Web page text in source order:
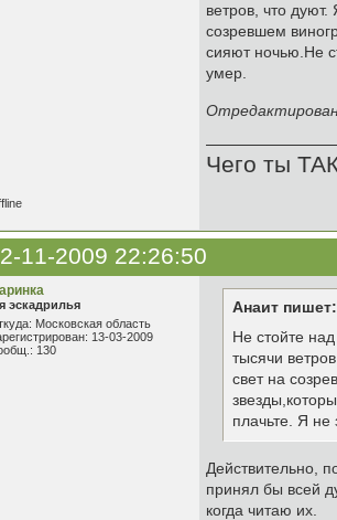
ветров, что
созревшем
сияют ночью.Не
умер.
Чего ты
11-2009 22:26:50
эскадрилья
Московская область
13-03-2009
130
Анаит пишет:
Не стойте
тысячи
свет на
плачьте. Я не
Действительно,
принял бы всей
когда читаю их.